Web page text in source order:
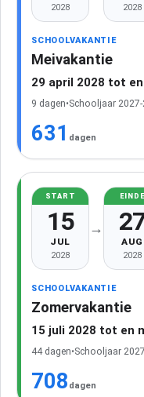
2028 2028
SCHOOLVAKANTIE
Meivakantie
29 april 2028 tot
9 dagen•Schooljaar
631 dagen
START
15
JUL
2028
→
EINDE
AUG
2028
SCHOOLVAKANTIE
Zomervakantie
15 juli 2028 tot en
44 dagen•Schooljaar
708 dagen